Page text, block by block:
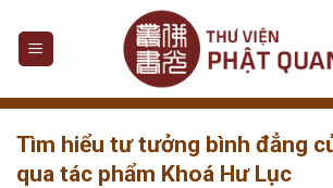
content
Tìm hiểu tư tưởng bình đẳng
qua tác phẩm Khoá Hư Lục